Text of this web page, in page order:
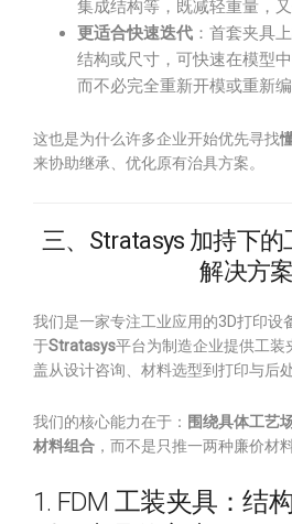
集成结构等，既减轻重量，又
更适合快速迭代 ：首套夹具
结构或尺寸，可快速在模型
而不必完全重新开模或重新编
这也是为什么许多企业开始优先寻找
来协助继承、优化原有治具方案。
三、Stratasys 加持下的
解决方案
我们是一家专注工业应用的3D打印设
于Stratasys平台为制造企业提供工
盖从设计咨询、材料选型到打印与后
我们的核心能力在于： 围绕具体工艺
材料组合 ，而不是只推一两种廉价材
1. FDM 工装夹具：结